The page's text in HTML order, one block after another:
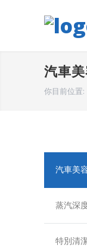
汽車
你目前位置:
汽車美
蒸汽深
特別清